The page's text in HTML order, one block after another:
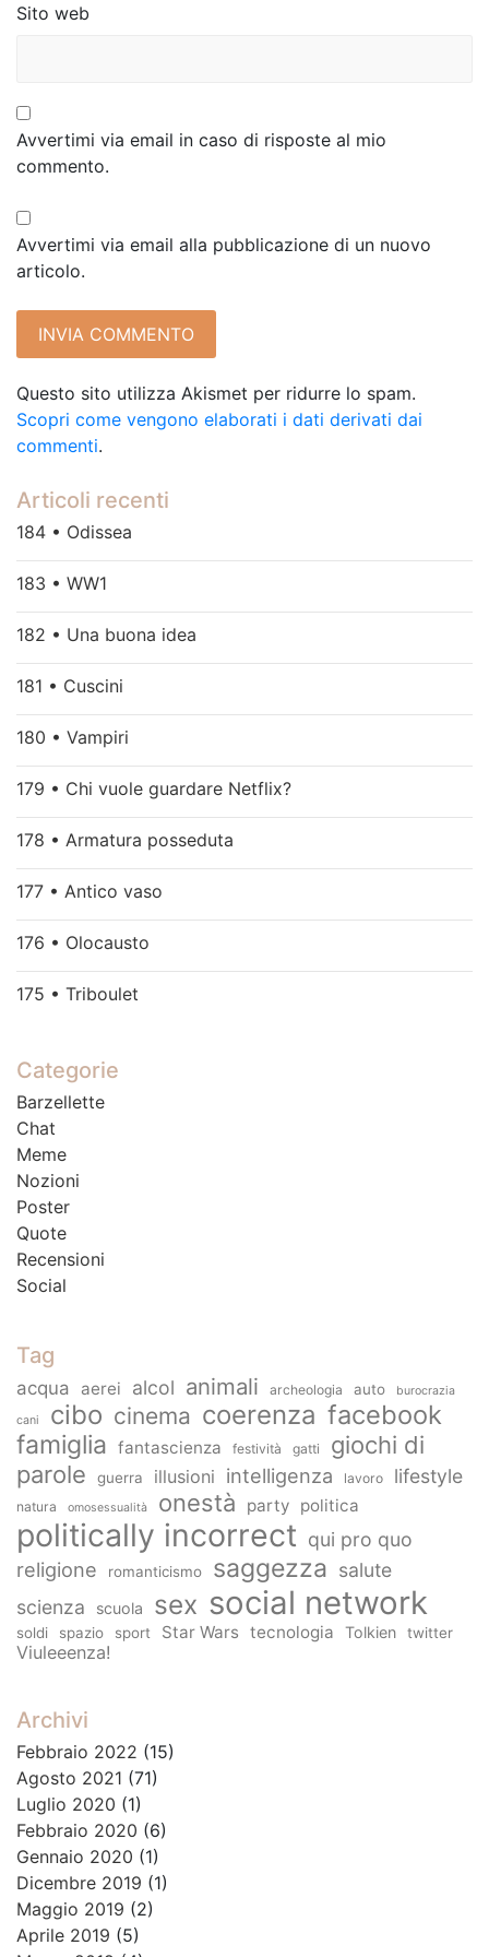
Sito web
Avvertimi via email in caso di risposte al mio
commento.
Avvertimi via email alla pubblicazione di un nuovo
articolo.
Questo sito utilizza Akismet per ridurre lo spam.
Scopri come vengono elaborati i dati derivati dai
commenti.
Articoli recenti
184 • Odissea
183 • WW1
182 • Una buona idea
181 • Cuscini
180 • Vampiri
179 • Chi vuole guardare Netflix?
178 • Armatura posseduta
177 • Antico vaso
176 • Olocausto
175 • Triboulet
Categorie
Barzellette
Chat
Meme
Nozioni
Poster
Quote
Recensioni
Social
Tag
acqua aerei alcol animali archeologia auto burocrazia
cani cibo cinema coerenza facebook
famiglia fantascienza festività gatti
giochi di
parole
guerra illusioni intelligenza lavoro lifestyle
natura omosessualità onestà party politica
politically incorrect qui pro quo
religione romanticismo saggezza salute
scienza
scuola sex social network
soldi spazio sport Star Wars tecnologia Tolkien twitter
Viuleeenza!
Archivi
Febbraio 2022 (15)
Agosto 2021 (71)
Luglio 2020 (1)
Febbraio 2020 (6)
Gennaio 2020 (1)
Dicembre 2019 (1)
Maggio 2019 (2)
Aprile 2019 (5)